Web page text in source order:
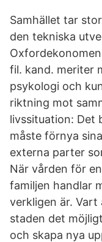
Samhället tar
den tekniska
fil. kand. meriter
psykologi och
riktning mot
livssituation: Det
måste förnya
externa parter
När vården för
familjen handlar
verkligen är. Vart
staden det
och skapa nya